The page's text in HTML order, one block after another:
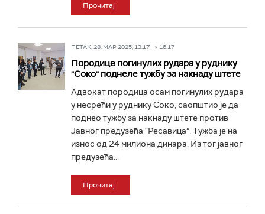
Прочитај
ПЕТАК, 28. МАР 2025, 13:17 -> 16:17
Породице погинулих рудара у руднику
"Соко" поднеле тужбу за накнаду штете
Адвокат породица осам погинулих рудара
у несрећи у руднику Соко, саопштио је да
поднео тужбу за накнаду штете против
Јавног предузећа "Ресавица“. Тужба је на
износ од 24 милиона динара. Из тог јавног
предузећа...
Прочитај